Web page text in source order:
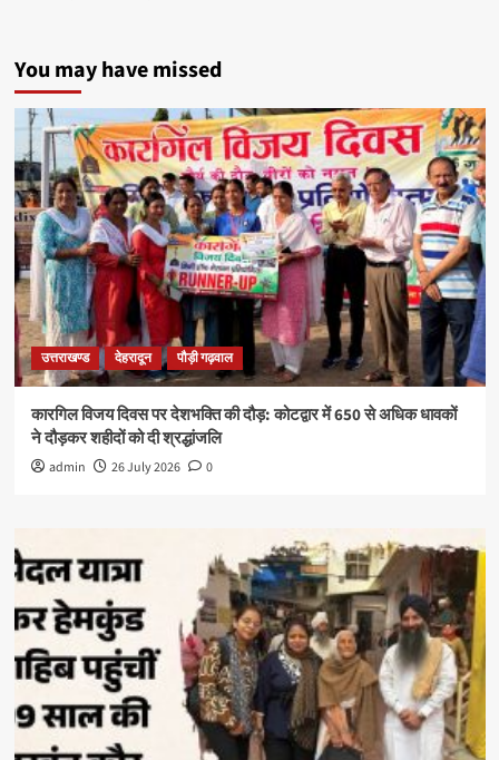
You may have missed
उत्तराखण्ड देहरादून पौड़ी गढ़वाल
कारगिल विजय दिवस पर देशभक्ति की दौड़: कोटद्वार में 650 से अधिक धावकों
ने दौड़कर शहीदों को दी श्रद्धांजलि
admin 26 July 2026 0